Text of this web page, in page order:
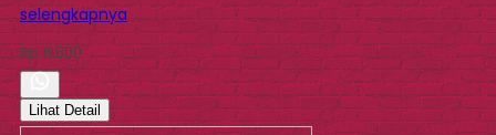
selengkapnya
Rp 6.500
Lihat Detail